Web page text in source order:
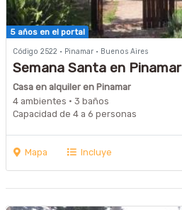
5 años en el portal
Código 2522 · Pinamar · Buenos Aires
Semana Santa en Pinamar
Casa en alquiler en Pinamar
4 ambientes · 3 baños
Capacidad de 4 a 6 personas
Mapa Incluye